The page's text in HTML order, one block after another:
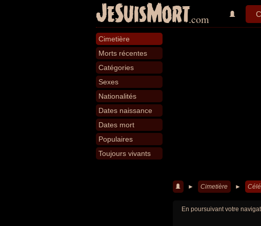
JeSuisMort.com
Cimetière
Morts récentes
Catégories
Sexes
Nationalités
Dates naissance
Dates mort
Populaires
Toujours vivants
► Cimetière ►
En poursuivant votre